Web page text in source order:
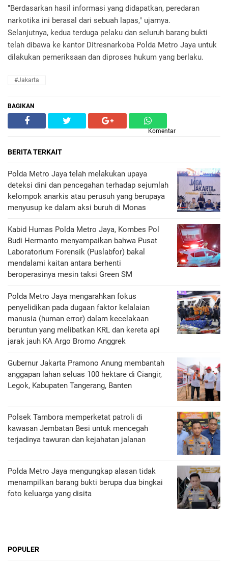
"Berdasarkan hasil informasi yang didapatkan, peredaran
narkotika ini berasal dari sebuah lapas," ujarnya.
Selanjutnya, kedua terduga pelaku dan seluruh barang bukti
telah dibawa ke kantor Ditresnarkoba Polda Metro Jaya untuk
dilakukan pemeriksaan dan diproses hukum yang berlaku.
#Jakarta
BAGIKAN
Komentar
BERITA TERKAIT
Polda Metro Jaya telah melakukan upaya
deteksi dini dan pencegahan terhadap sejumlah
kelompok anarkis atau perusuh yang berupaya
menyusup ke dalam aksi buruh di Monas
Kabid Humas Polda Metro Jaya, Kombes Pol
Budi Hermanto menyampaikan bahwa Pusat
Laboratorium Forensik (Puslabfor) bakal
mendalami kaitan antara berhenti
beroperasinya mesin taksi Green SM
Polda Metro Jaya mengarahkan fokus
penyelidikan pada dugaan faktor kelalaian
manusia (human error) dalam kecelakaan
beruntun yang melibatkan KRL dan kereta api
jarak jauh KA Argo Bromo Anggrek
Gubernur Jakarta Pramono Anung membantah
anggapan lahan seluas 100 hektare di Ciangir,
Legok, Kabupaten Tangerang, Banten
Polsek Tambora memperketat patroli di
kawasan Jembatan Besi untuk mencegah
terjadinya tawuran dan kejahatan jalanan
Polda Metro Jaya mengungkap alasan tidak
menampilkan barang bukti berupa dua bingkai
foto keluarga yang disita
POPULER